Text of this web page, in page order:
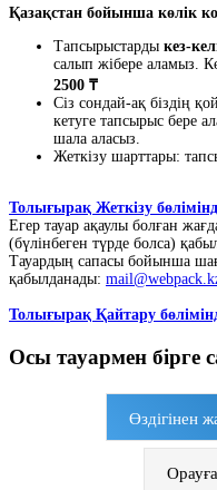
Қазақстан бойынша көлік
Тапсырыстарды кез-
салып жібере аламыз.
2500 ₸
Сіз сондай-ақ біздің
кетуге тапсырыс бере
шала аласыз.
Жеткізу шарттары:
Толығырақ Жеткізу
Егер тауар ақаулы болған
(бүлінбеген түрде болса)
Тауардың сапасы бойынша
қабылданады:
Толығырақ Қайтару
Осы тауармен бірге
Өздігінен